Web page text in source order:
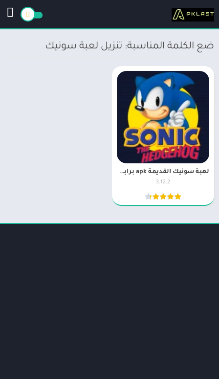
ضع الكلمة المناسبة: تنزيل لعبة سونيك
لعبة سونيك القديمة apk برابط مباشر Sonic the Hedgehog Classic
3.12.2